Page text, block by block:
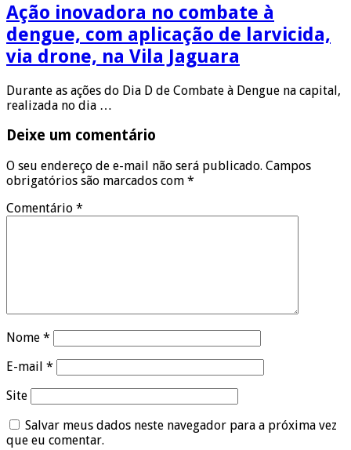
Ação inovadora no combate à
dengue, com aplicação de larvicida,
via drone, na Vila Jaguara
Durante as ações do Dia D de Combate à Dengue na capital,
realizada no dia …
Deixe um comentário
O seu endereço de e-mail não será publicado. Campos
obrigatórios são marcados com *
Comentário *
Nome *
E-mail *
Site
Salvar meus dados neste navegador para a próxima vez
que eu comentar.